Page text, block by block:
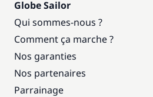
Globe Sailor
Qui sommes-nous ?
Comment ça marche ?
Nos garanties
Nos partenaires
Parrainage